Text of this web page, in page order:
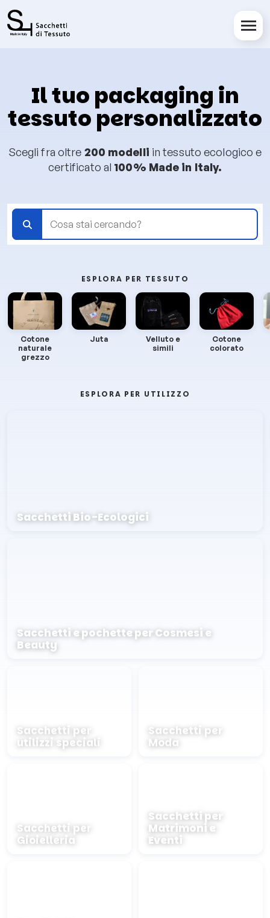
Il tuo packaging in
tessuto personalizzato
Scegli fra oltre 200 modelli in tessuto ecologico e
certificato al 100% Made in Italy.
ESPLORA PER TESSUTO
Cotone
naturale
grezzo
Juta
Velluto e
simili
Cotone
colorato
ESPLORA PER UTILIZZO
Sacchetti Bio-Ecologici
Sacchetti e pochette per Cosmesi e
Beauty
Sacchetti per
utilizzi speciali
Sacchetti per
Moda
Sacchetti per
Gioielleria
Sacchetti per
Matrimoni e
Eventi